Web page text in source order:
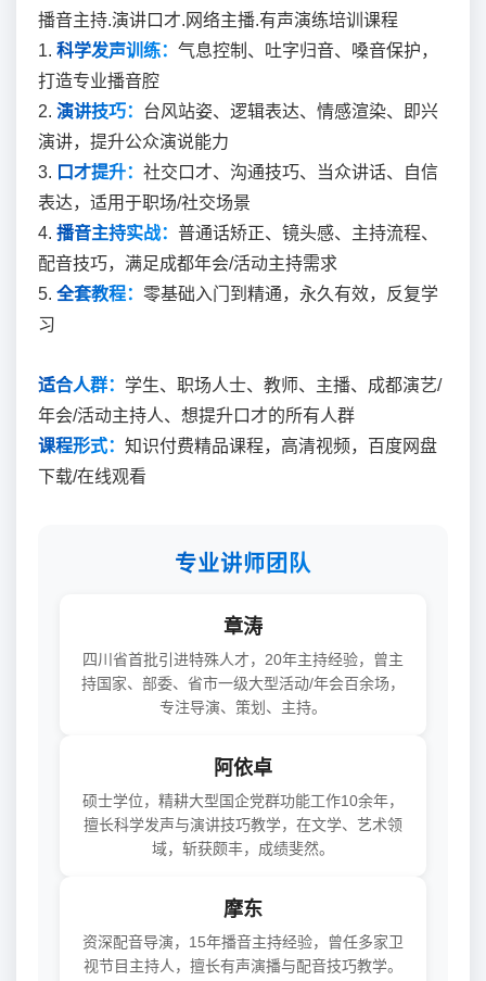
播音主持.演讲口才.网络主播.有声演练培训课程
1. 科学发声训练： 气息控制、吐字归音、嗓音保护，
打造专业播音腔
2. 演讲技巧： 台风站姿、逻辑表达、情感渲染、即兴
演讲，提升公众演说能力
3. 口才提升： 社交口才、沟通技巧、当众讲话、自信
表达，适用于职场/社交场景
4. 播音主持实战： 普通话矫正、镜头感、主持流程、
配音技巧，满足成都年会/活动主持需求
5. 全套教程： 零基础入门到精通，永久有效，反复学
习
适合人群： 学生、职场人士、教师、主播、成都演艺/
年会/活动主持人、想提升口才的所有人群
课程形式： 知识付费精品课程，高清视频，百度网盘
下载/在线观看
专业讲师团队
章涛
四川省首批引进特殊人才，20年主持经验，曾主
持国家、部委、省市一级大型活动/年会百余场，
专注导演、策划、主持。
阿依卓
硕士学位，精耕大型国企党群功能工作10余年，
擅长科学发声与演讲技巧教学，在文学、艺术领
域，斩获颇丰，成绩斐然。
摩东
资深配音导演，15年播音主持经验，曾任多家卫
视节目主持人，擅长有声演播与配音技巧教学。